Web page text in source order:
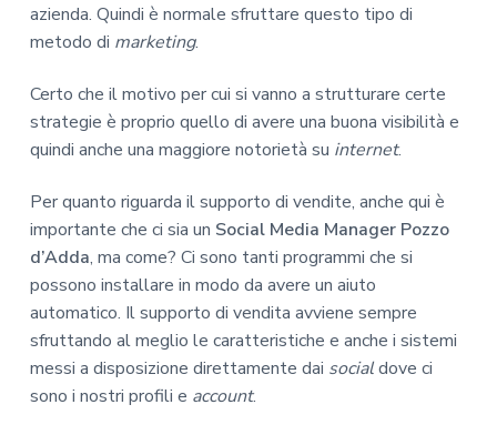
azienda. Quindi è normale sfruttare questo tipo di
metodo di marketing.
Certo che il motivo per cui si vanno a strutturare certe
strategie è proprio quello di avere una buona visibilità e
quindi anche una maggiore notorietà su internet.
Per quanto riguarda il supporto di vendite, anche qui è
importante che ci sia un Social Media Manager Pozzo
d’Adda, ma come? Ci sono tanti programmi che si
possono installare in modo da avere un aiuto
automatico. Il supporto di vendita avviene sempre
sfruttando al meglio le caratteristiche e anche i sistemi
messi a disposizione direttamente dai socialdove ci
sono i nostri profili e account.